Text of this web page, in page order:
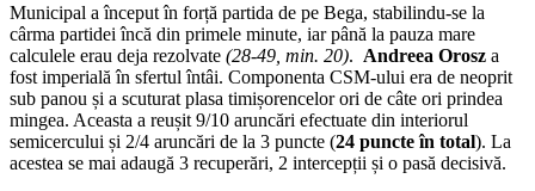
Municipal a început în forță partida de pe Bega, stabilindu-se la
cârma partidei încă din primele minute, iar până la pauza mare
calculele erau deja rezolvate (28-49, min. 20). Andreea Orosz a
fost imperială în sfertul întâi. Componenta CSM-ului era de neoprit
sub panou și a scuturat plasa timișorencelor ori de câte ori prindea
mingea. Aceasta a reușit 9/10 aruncări efectuate din interiorul
semicercului și 2/4 aruncări de la 3 puncte (24 puncte în total). La
acestea se mai adaugă 3 recuperări, 2 intercepții și o pasă decisivă.